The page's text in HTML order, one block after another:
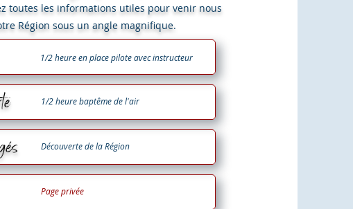
toutes les informations utiles pour venir nous
Région sous un angle magnifique.
1/2 heure en place pilote avec instructeur
1/2 heure baptême de l'air
Découverte de la Région
Page privée